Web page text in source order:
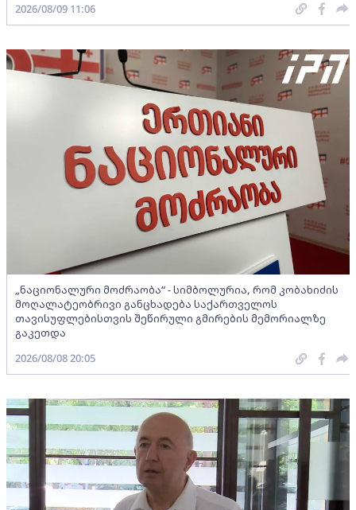
2026/08/09 11:06
„ნაციონალური მოძრაობა“ - სიმბოლურია, რომ კობახიძის
მოღალატეობრივი განცხადება საქართველოს
თავისუფლებისთვის შეწირული გმირების მემორიალზე
გაკეთდა
2026/08/08 20:05